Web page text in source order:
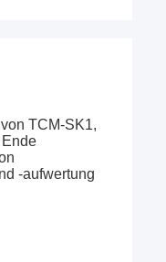
TCM-SK1,
-aufwertung